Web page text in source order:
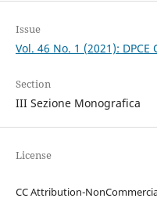
Issue
Vol. 46 No. 1 (2021): DPCE
Section
III Sezione Monografica
License
CC Attribution-